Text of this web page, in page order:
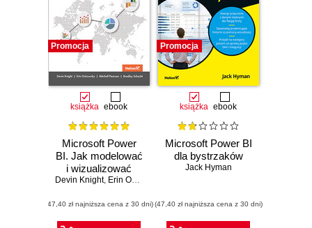
Promocja
książka ebook
Microsoft Power
BI. Jak modelować
i wizualizować
dane oraz
cyfrowe. Wydanie
III
Devin Knight, Erin Ostrowsky
(47,40 zł najniższa cena z 30 dni)
Promocja
książka ebook
Microsoft Power BI
dla bystrzaków
Jack Hyman
(47,40 zł najniższa cena z 30 dni)